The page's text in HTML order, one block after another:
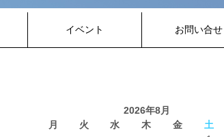
イベント お問い合せ
2026年8月
月
火 水 木 金 土